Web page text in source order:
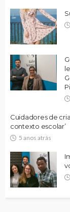
Cuidadores de
contexto escolar’
5 anos atrás